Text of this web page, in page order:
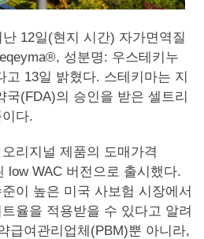
12일(현지 시간) 자가면역질
성분명: 우스테키누
고 13일 밝혔다. 스테키마는 지
국(FDA)의 승인을 받은 셀트리
다.
리지널 제품의 도매가격
low WAC 버전으로 출시했다.
이 높은 미국 사보험 시장에서
율을 적용받을 수 있다고 알려
급여관리업체(PBM)뿐 아니라,